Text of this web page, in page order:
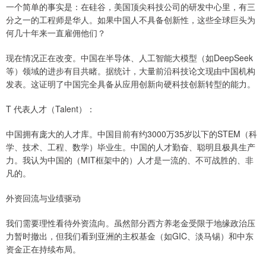
一个简单的事实是：在硅谷，美国顶尖科技公司的研发中心里，有三
分之一的工程师是华人。如果中国人不具备创新性，这些全球巨头为
何几十年来一直雇佣他们？
现在情况正在改变。中国在半导体、人工智能大模型（如DeepSeek
等）领域的进步有目共睹。据统计，大量前沿科技论文现由中国机构
发表。这证明了中国完全具备从应用创新向硬科技创新转型的能力。
T 代表人才（Talent）：
中国拥有庞大的人才库。中国目前有约3000万35岁以下的STEM（科
学、技术、工程、数学）毕业生。中国的人才勤奋、聪明且极具生产
力。我认为中国的（MIT框架中的）人才是一流的、不可战胜的、非
凡的。
外资回流与业绩驱动
我们需要理性看待外资流向。虽然部分西方养老金受限于地缘政治压
力暂时撤出，但我们看到亚洲的主权基金（如GIC、淡马锡）和中东
资金正在持续布局。